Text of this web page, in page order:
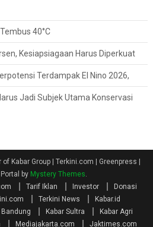
40°C
Kesiapsiagaan Harus Diperkuat
Terdampak El Nino 2026,
Jadi Subjek Utama Konservasi
Kabar Group | Terkini.com | Greenpress
by Mystery Themes.
Tarif Iklan Investor
Donasi
Terkini News
Kabar.id
Bandung Kabar Sultra
Kabar Agri
Mediajakarta.com Jaktimes.com